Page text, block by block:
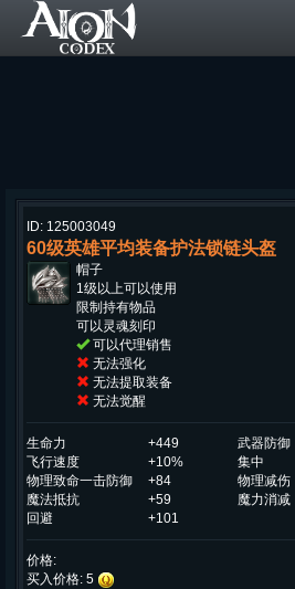
ID: 125003049
60级英雄平均装备护法锁链头盔
帽子
1级以上可以使用
限制持有物品
可以灵魂刻印
可以代理销售
无法强化
无法提取装备
无法觉醒
生命力 +449 武器防御
飞行速度
+10% 集中
物理致命一击防御
+84 物理减伤
魔法抵抗
+59 魔力消减
回避
+101
价格:
买入价格: 5